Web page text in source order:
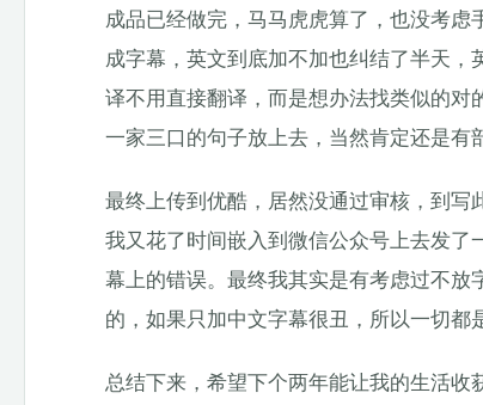
成品已经做完，马马虎虎算了，也没考
成字幕，英文到底加不加也纠结了半天
译不用直接翻译，而是想办法找类似的
一家三口的句子放上去，当然肯定还是有
最终上传到优酷，居然没通过审核，到写
我又花了时间嵌入到微信公众号上去发
幕上的错误。最终我其实是有考虑过不
的，如果只加中文字幕很丑，所以一切都
总结下来，希望下个两年能让我的生活收